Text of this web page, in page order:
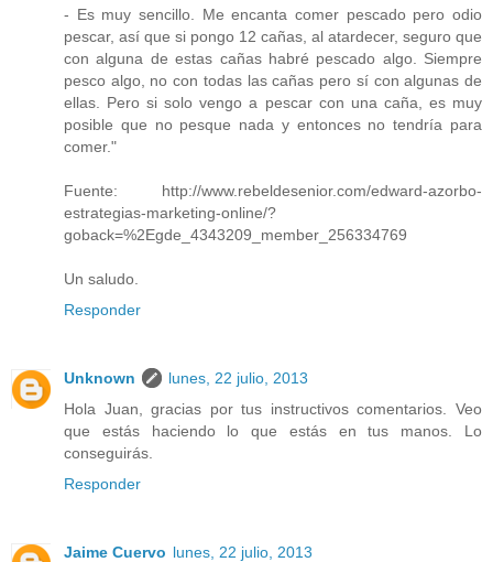
- Es muy sencillo. Me encanta comer pescado pero odio
pescar, así que si pongo 12 cañas, al atardecer, seguro que
con alguna de estas cañas habré pescado algo. Siempre
pesco algo, no con todas las cañas pero sí con algunas de
ellas. Pero si solo vengo a pescar con una caña, es muy
posible que no pesque nada y entonces no tendría para
comer."
Fuente: http://www.rebeldesenior.com/edward-azorbo-
estrategias-marketing-online/?
goback=%2Egde_4343209_member_256334769
Un saludo.
Responder
Unknown
lunes, 22 julio, 2013
Hola Juan, gracias por tus instructivos comentarios. Veo
que estás haciendo lo que estás en tus manos. Lo
conseguirás.
Responder
Jaime Cuervo lunes, 22 julio, 2013